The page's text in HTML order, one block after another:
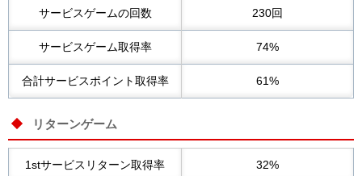
サービスゲームの回数 230回
サービスゲーム取得率 74%
合計サービスポイント取得率 61%
リターンゲーム
1stサービスリターン取得率 32%